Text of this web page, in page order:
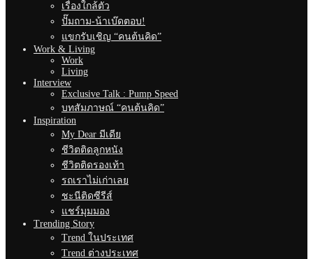
เรื่องใกล้ตัว
ปั๊มถาม-น้าเบ๊ดตอบ!
แขกรับเชิญ “คนต้นคิด”
Work & Living
Work
Living
Interview
Exclusive Talk : Pump Speed
บทสัมภาษณ์ “คนต้นคิด”
Inspiration
My Dear มีเดีย
ชีวิตติดลูกหนัง
ชีวิตติดรองเท้า
รถเราไม่เก่าเลย
ชะนีติดซีรีส์
แชร์มุมมอง
Trending Story
Trend ในประเทศ
Trend ต่างประเทศ